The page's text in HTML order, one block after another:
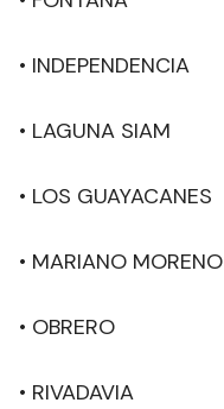
• INDEPENDENCIA
• LAGUNA SIAM
• LOS GUAYACANES
• MARIANO MORENO
• OBRERO
• RIVADAVIA